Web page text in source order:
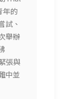
年的
試、
舉辦
張與
中並